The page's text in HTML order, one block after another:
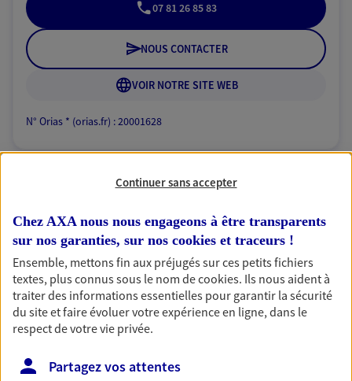
07 81 26 85 83
NOUS CONTACTER
VOIR NOTRE SITE WEB
N° Orias * (orias.fr) : 20001628
Carine Massard Battaglia
Mandataire d'Assurance AXA Epargne et
Protection
83300 Draguignan
06 20 96 32 97
Continuer sans accepter
Chez AXA nous nous engageons à être transparents
sur nos garanties, sur nos cookies et traceurs !
Ensemble, mettons fin aux préjugés sur ces petits fichiers
textes, plus connus sous le nom decookies. Ils nous aident à
traiter des informations essentielles pour garantir la sécurité
du site et faire évoluer votre expérience en ligne, dans le
respect de votre vie privée.
Partagez vos attentes